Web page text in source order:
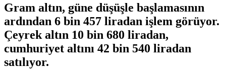
Gram altın, güne düşüşle başlamasının
ardından 6 bin 457 liradan işlem görüyor.
Çeyrek altın 10 bin 680 liradan,
cumhuriyet altını 42 bin 540 liradan
satılıyor.